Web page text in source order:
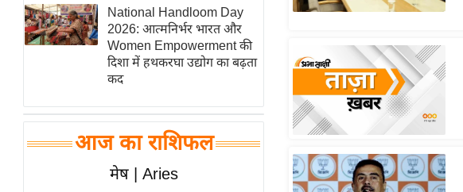
साहित्य जगत
ऑटो वर्ल्ड
न्यूज ब्रीफ
मनोरंजन जगत
बॉलीवुड
हॉलीवुड
Breaking
National Handloom Day
2026: आत्मनिर्भर भारत और
Women Empowerment की
दिशा में हथकरघा उद्योग का बढ़ता
कद
आज का राशिफल
मेष | Aries